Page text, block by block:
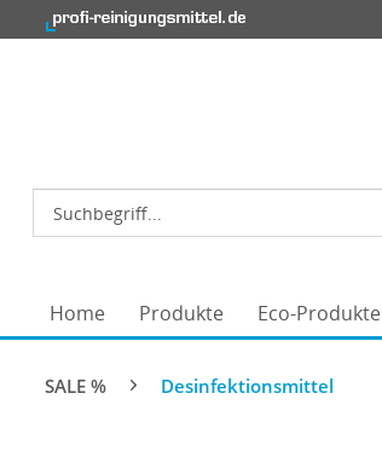
Home Produkte Eco-Produkte
SALE % Desinfektionsmittel